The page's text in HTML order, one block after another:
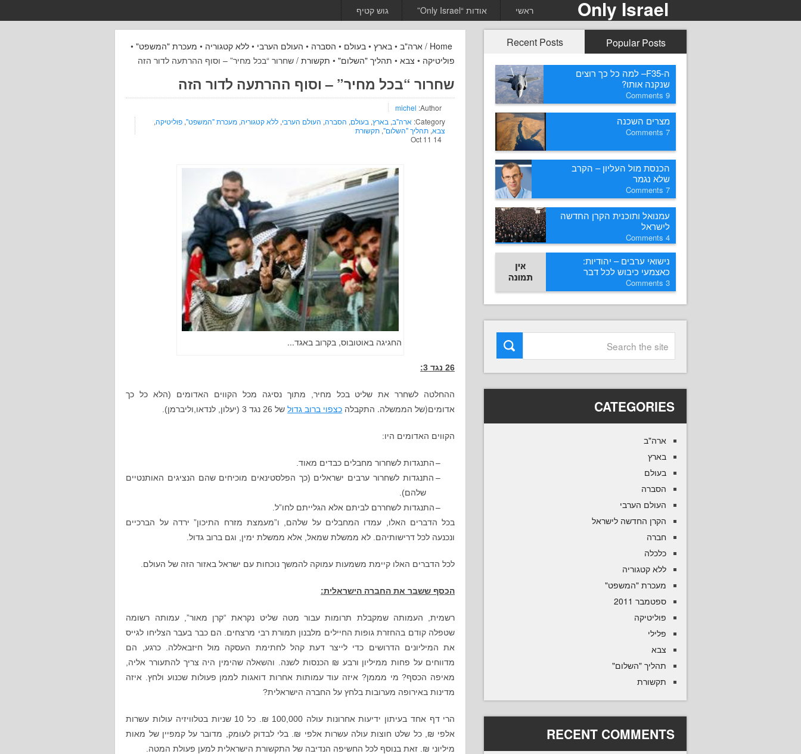
ראשי אודות “Only Israel” גוש קטיף Only Israel
/ ארה"ב• בארץ• בעולם • הסברה • העולם הערבי • ללא קטגוריה • מעכרת "המשפט"•
פוליטיקה • צבא• תהליך "השלום"• תקשורת/ שחרור “בכל מחיר” – וסוף ההרתעה לדור הזה
שחרור “בכל מחיר” – וסוף ההרתעה לדור הזה
Author:
michel
Category: ארה"ב, בארץ, בעולם, הסברה, העולם הערבי, ללא קטגוריה, מעכרת "המשפט", פוליטיקה,
צבא, תהליך "השלום", תקשורת
14 Oct 11
החגיגה באוטובוס, בקרוב באגד...
26 נגד 3:
ההחלטה לשחרר את שליט בכל מחיר, מתוך נסיגה מכל הקווים האדומים (הלא כל כך
אדומים(של הממשלה. התקבלה כצפוי ברוב גדול של 26 נגד 3 (יעלון, לנדאו,וליברמן).
הקווים האדומים היו:
–התנגדות לשחרור מחבלים כבדים מאוד.
– התנגדות לשחרור ערבים ישראלים (כך הפלסטינאים מוכיחים שהם הנציגים האותנטיים
שלהם).
–התנגדות לשחררם לביתם אלא הגלייתם לחו”ל.
בכל הדברים האלו, עמדו המחבלים על שלהם, ו”מעמצת מזרח התיכון” ירדה על הברכיים
ונכנעה לכל דרישותיהם. לא ממשלת שמאל, אלא ממשלת ימין, וגם ברוב גדול.
לכל הדברים האלו קיימת משמעות עמוקה להמשך נוכחות עם ישראל באזור הזה של העולם.
הכסף ששבר את החברה הישראלית:
רשמית, העמותה שמקבלת תרומות עבור מטה שליט נקראת “קרן מאור”, עמותה רשומה
שטפלה קודם בהחזרת גופות החיילים מלבנון תמורת רבי מרצחים. הם כבר בעבר הצליחו לגייס
את המיליונים הדרושים כדי לייצר דעת קהל לחתימת העסקה מול חיזבאללה. כרגע, הם
מדווחים על פחות ממיליון ורבע ₪ הכנסות לשנה. והשאלה שהימין היה צריך להתעורר אליה,
מאיפה הכסף? מי מממן? איזה עוד עמותות אחרות דואגות לממן פעולות שכנוע ולחץ. איזה
מדינות באירופה מערובות בלחץ על החברה הישראלית?
הרי דף אחד בעיתון ידיעות אחרונות עולה 100,000 ₪. כל 10 שניות בטלוויזיה עולות עשרות
אלפי ₪, כל שלט חוצות עולה עשרות אלפי ₪. בלי לבדוק לעומק, מדובר על קמפיין של מאות
מיליוני ₪. זאת בנוסף לכל החשיפה הנדיבה של התקשורת הישראלית למען פעולת המטה.
Popular Posts
Recent Posts
ה-F35– למה כל כך רוצים
שנקנה אותו?
9
מצרים השכנה
7
הכנסת מול העליון – הקרב
שלא נגמר
7
עמנואל ותוכנית הקרן החדשה
לישראל
4
נישואי ערבים – יהודיות:
כאצמעי כיבוש לכל דבר
3
CATEGORIES
ארה"ב
בארץ
בעולם
הסברה
העולם הערבי
הקרן החדשה לישראל
חברה
כלכלה
ללא קטגוריה
מעכרת "המשפט"
ספטמבר 2011
פוליטיקה
פלילי
צבא
תהליך "השלום"
תקשורת
RECENT COMMENTS